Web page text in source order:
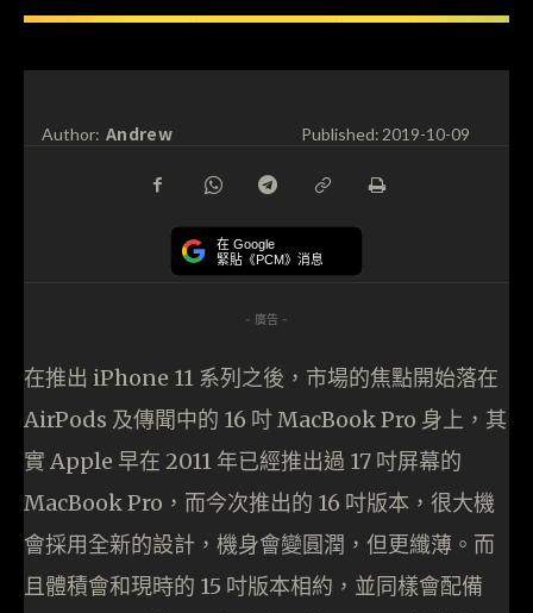
Author: Andrew Published:2019-10-09
在 Google
緊貼《PCM》消息
- 廣告 -
在推出 iPhone 11 系列之後，市場的焦點開始落在
AirPods 及傳聞中的 16 吋 MacBook Pro 身上，其
實 Apple 早在 2011 年已經推出過 17 吋屏幕的
MacBook Pro，而今次推出的 16 吋版本，很大機
會採用全新的設計，機身會變圓潤，但更纖薄。而
且體積會和現時的 15 吋版本相約，並同樣會配備